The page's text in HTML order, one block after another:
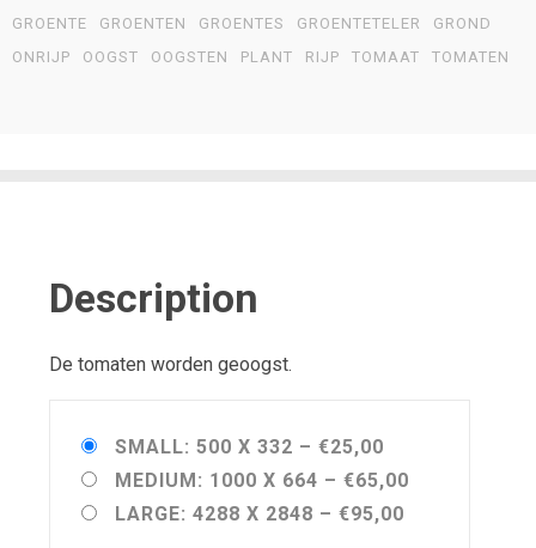
GROENTE
GROENTEN GROENTES GROENTETELER
GROND
ONRIJP
OOGST OOGSTEN PLANT RIJP TOMAAT TOMATEN
Description
De tomaten worden geoogst.
SMALL: 500 X 332 – €25,00
MEDIUM: 1000 X 664 – €65,00
LARGE: 4288 X 2848 – €95,00